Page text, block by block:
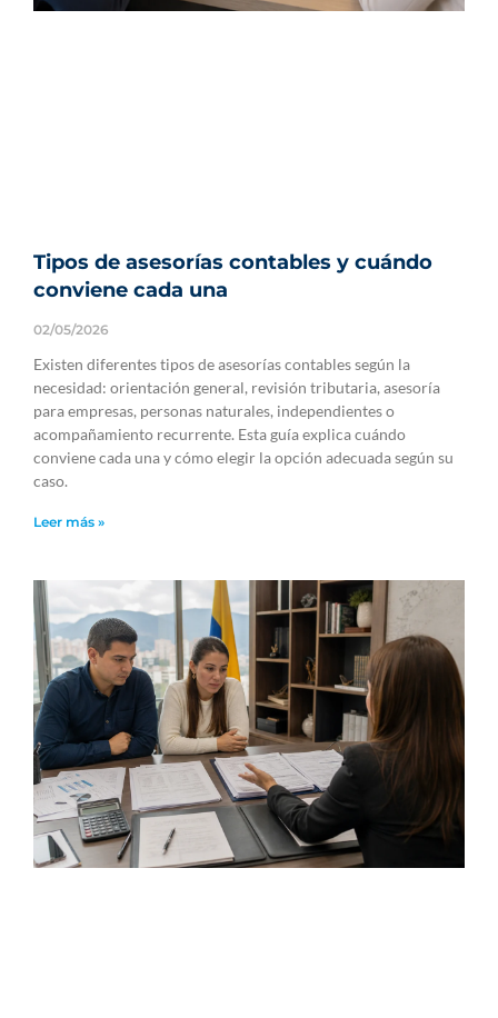
Tipos de asesorías contables y cuándo
conviene cada una
02/05/2026
Existen diferentes tipos de asesorías contables según la
necesidad: orientación general, revisión tributaria, asesoría
para empresas, personas naturales, independientes o
acompañamiento recurrente. Esta guía explica cuándo
conviene cada una y cómo elegir la opción adecuada según su
caso.
Leer más »